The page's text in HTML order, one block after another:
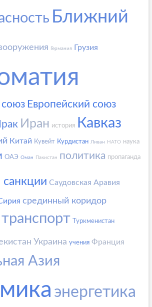
Ближний
Германия Грузия
союз Европейский союз
Иран история Кавказ
Китай Кувейт Курдистан Ливан НАТО наука
ОАЭ Оман Пакистан политика пропаганда
санкции Саудовская Аравия
срединный коридор
транспорт Туркменистан
Украина учения Франция
Азия
энергетика